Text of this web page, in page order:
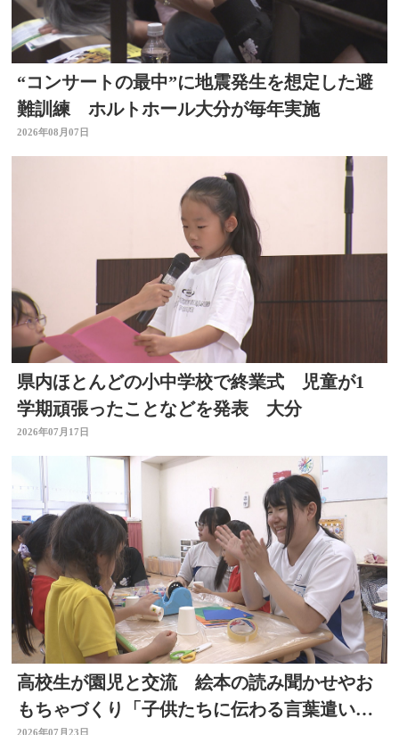
“コンサートの最中”に地震発生を想定した避
難訓練 ホルトホール大分が毎年実施
2026年08月07日
県内ほとんどの小中学校で終業式 児童が1
学期頑張ったことなどを発表 大分
2026年07月17日
高校生が園児と交流 絵本の読み聞かせやお
もちゃづくり「子供たちに伝わる言葉遣いが
2026年07月23日